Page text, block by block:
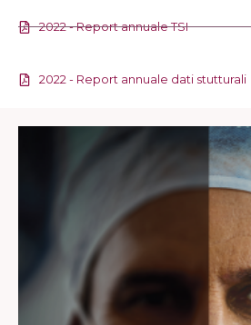
2022 - Report annuale TSI
2022 - Report annuale dati stutturali